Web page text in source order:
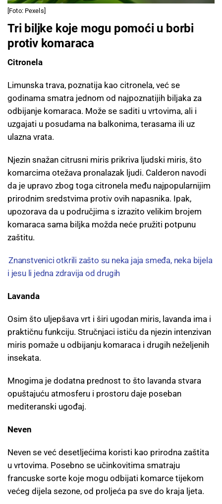
[Foto: Pexels]
Tri biljke koje mogu pomoći u borbi
protiv komaraca
Citronela
Limunska trava, poznatija kao citronela, već se
godinama smatra jednom od najpoznatijih biljaka za
odbijanje komaraca. Može se saditi u vrtovima, ali i
uzgajati u posudama na balkonima, terasama ili uz
ulazna vrata.
Njezin snažan citrusni miris prikriva ljudski miris, što
komarcima otežava pronalazak ljudi. Calderon navodi
da je upravo zbog toga citronela među najpopularnijim
prirodnim sredstvima protiv ovih napasnika. Ipak,
upozorava da u područjima s izrazito velikim brojem
komaraca sama biljka možda neće pružiti potpunu
zaštitu.
Znanstvenici otkrili zašto su neka jaja smeđa, neka bijela
i jesu li jedna zdravija od drugih
Lavanda
Osim što uljepšava vrt i širi ugodan miris, lavanda ima i
praktičnu funkciju. Stručnjaci ističu da njezin intenzivan
miris pomaže u odbijanju komaraca i drugih neželjenih
insekata.
Mnogima je dodatna prednost to što lavanda stvara
opuštajuću atmosferu i prostoru daje poseban
mediteranski ugođaj.
Neven
Neven se već desetljećima koristi kao prirodna zaštita
u vrtovima. Posebno se učinkovitima smatraju
francuske sorte koje mogu odbijati komarce tijekom
većeg dijela sezone, od proljeća pa sve do kraja ljeta.